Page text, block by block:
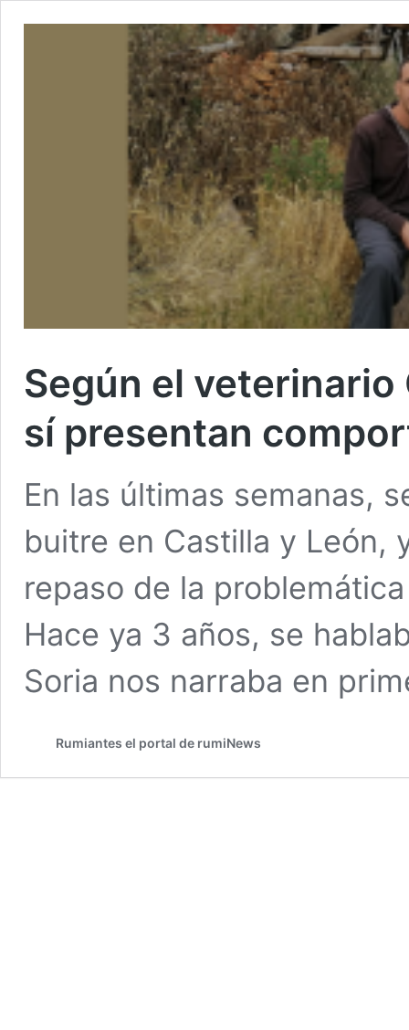
Según el
sí presentan
En las últimas semanas,
buitre en Castilla y León,
repaso de la
Hace ya 3 años, se
Soria nos narraba en
Rumiantes el portal de rumiNews